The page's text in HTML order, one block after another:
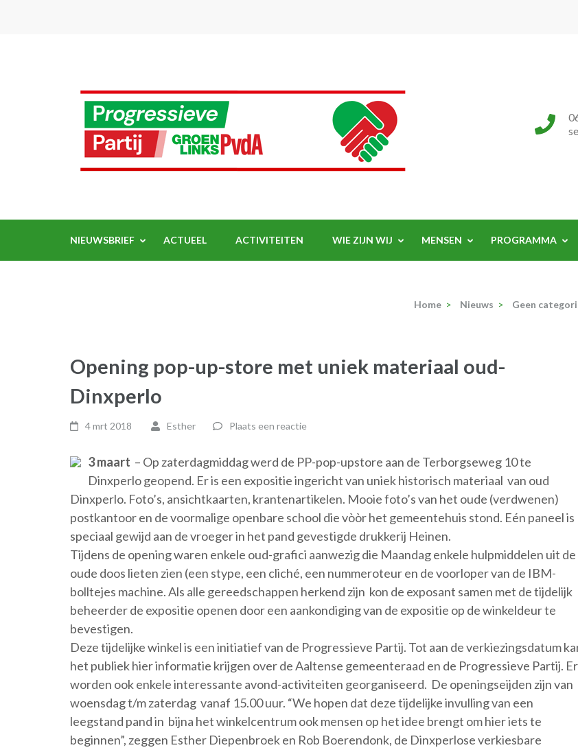
NIEUWSBRIEF ACTUEEL ACTIVITEITEN WIE ZIJN WIJ MENSEN PROGRAMMA
Home > Nieuws > Geen
Opening pop-up-store met uniek materiaal oud-
Dinxperlo
4 mrt 2018 Esther Plaats een reactie
3 maart – Op zaterdagmiddag werd de PP-pop-upstore aan de Terborgseweg 10 te
Dinxperlo geopend. Er is een expositie ingericht van uniek historisch materiaal van oud
Dinxperlo. Foto’s, ansichtkaarten, krantenartikelen. Mooie foto’s van het oude (verdwenen)
postkantoor en de voormalige openbare school die vòòr het gemeentehuis stond. Eén paneel is
speciaal gewijd aan de vroeger in het pand gevestigde drukkerij Heinen.
Tijdens de opening waren enkele oud-grafici aanwezig die Maandag enkele hulpmiddelen uit de
oude doos lieten zien (een stype, een cliché, een nummeroteur en de voorloper van de IBM-
bolltejes machine. Als alle gereedschappen herkend zijn kon de exposant samen met de tijdelijk
beheerder de expositie openen door een aankondiging van de expositie op de winkeldeur te
bevestigen.
Deze tijdelijke winkel is een initiatief van de Progressieve Partij. Tot aan de verkiezingsdatum
het publiek hier informatie krijgen over de Aaltense gemeenteraad en de Progressieve Partij. Er
worden ook enkele interessante avond-activiteiten georganiseerd. De openingseijden zijn van
woensdag t/m zaterdag vanaf 15.00 uur. “We hopen dat deze tijdelijke invulling van een
leegstand pand in bijna het winkelcentrum ook mensen op het idee brengt om hier iets te
beginnen”, zeggen Esther Diepenbroek en Rob Boerendonk, de Dinxperlose verkiesbare